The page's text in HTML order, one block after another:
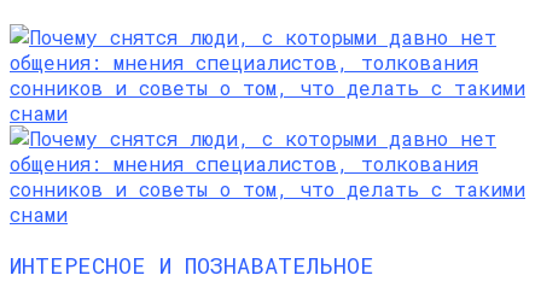
ИНТЕРЕСНОЕ И ПОЗНАВАТЕЛЬНОЕ